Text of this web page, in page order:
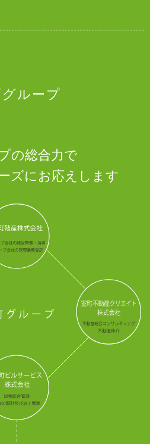
ループ
の総合力で
ズにお応えします